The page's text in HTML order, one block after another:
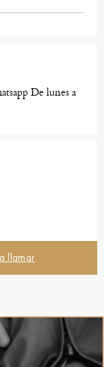
De lunes a
llamar